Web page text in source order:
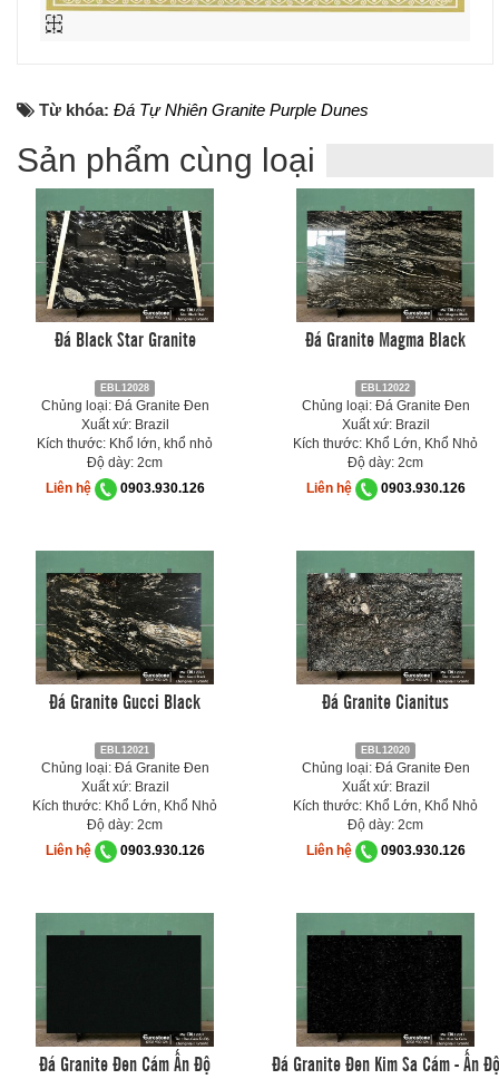
Từ khóa: Đá Tự Nhiên Granite Purple Dunes
Sản phẩm cùng loại
Đá Black Star Granite
EBL12028
Chủng loại: Đá Granite Đen
Xuất xứ: Brazil
Kích thước: Khổ lớn, khổ nhỏ
Độ dày: 2cm
Liên hệ
0903.930.126
Đá Granite Magma Black
EBL12022
Chủng loại: Đá Granite Đen
Xuất xứ: Brazil
Kích thước: Khổ Lớn, Khổ Nhỏ
Độ dày: 2cm
Liên hệ
0903.930.126
Đá Granite Gucci Black
EBL12021
Chủng loại: Đá Granite Đen
Xuất xứ: Brazil
Kích thước: Khổ Lớn, Khổ Nhỏ
Độ dày: 2cm
Liên hệ
0903.930.126
Đá Granite Cianitus
EBL12020
Chủng loại: Đá Granite Đen
Xuất xứ: Brazil
Kích thước: Khổ Lớn, Khổ Nhỏ
Độ dày: 2cm
Liên hệ
0903.930.126
Đá Granite Đen Cám Ấn Độ Đá Granite Đen Kim Sa Cám - Ấn Độ